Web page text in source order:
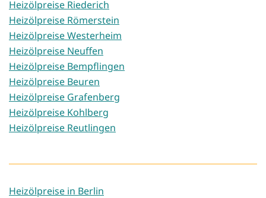
Heizölpreise Riederich
Heizölpreise Römerstein
Heizölpreise Westerheim
Heizölpreise Neuffen
Heizölpreise Bempflingen
Heizölpreise Beuren
Heizölpreise Grafenberg
Heizölpreise Kohlberg
Heizölpreise Reutlingen
Heizölpreise in Berlin